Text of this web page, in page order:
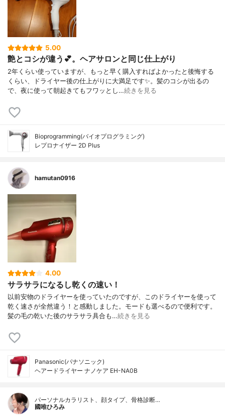
5.00
艶とコシが違う💕。ヘアサロンと同じ仕上がり
2年くらい使っていますが、もっと早く購入すればよかったと後悔する
くらい、ドライヤー後の仕上がりに大満足です✨。髪のコシが出るの
で、夜に使って朝起きてもフワッとし…続きを見る
Bioprogramming(バイオプログラミング)
レプロナイザー 2D Plus
hamutan0916
4.00
サラサラになるし乾くの速い！
以前安物のドライヤーを使っていたのですが、このドライヤーを使って
乾く速さが全然違う！と感動しました。モードも選べるので便利です。
髪の毛の乾いた後のサラサラ具合も…続きを見る
Panasonic(パナソニック)
ヘアードライヤー ナノケア EH-NA0B
パーソナルカラリスト、顔タイプ、骨格診断…
國唯ひろみ